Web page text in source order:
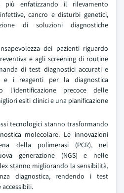
più enfatizzando il rilevamento
cancro e disturbi genetici,
di soluzioni diagnostiche
dei pazienti riguardo
e agli screening di routine
di test diagnostici accurati e
e i reagenti per la diagnostica
l'identificazione precoce delle
esiti clinici e una pianificazione
tecnologici stanno trasformando
molecolare. Le innovazioni
della polimerasi (PCR), nel
generazione (NGS) e nelle
stanno migliorando la sensibilità,
diagnostica, rendendo i test